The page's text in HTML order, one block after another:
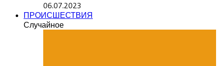
06.07.2023
ПРОИСШЕСТВИЯ
Случайное